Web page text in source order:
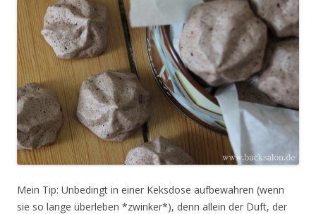
Mein Tip: Unbedingt in einer Keksdose aufbewahren (wenn
sie so lange überleben *zwinker*), denn allein der Duft, der